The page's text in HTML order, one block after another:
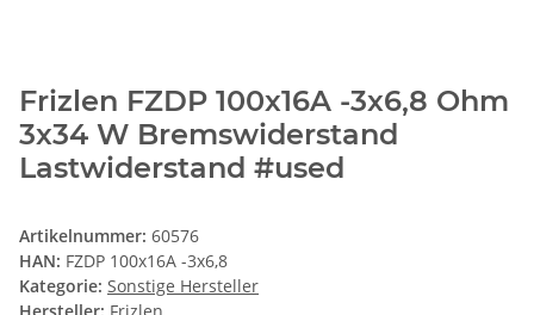
Frizlen FZDP 100x16A -3x6,8 Ohm
3x34 W Bremswiderstand
Lastwiderstand #used
Artikelnummer: 60576
HAN: FZDP 100x16A -3x6,8
Kategorie: Sonstige Hersteller